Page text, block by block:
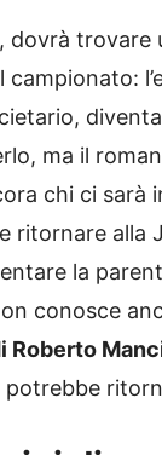
dovrà
ma il
chi ci sarà
ritornare alla
la
conosce
Roberto
potrebbe